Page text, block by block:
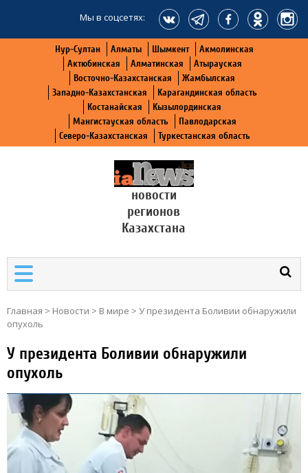
Мы в соцсетях:
Нур-Султан Алматы Шымкент
Акмолинская
Актюбинская
Алматинская
Атырауская
Восточно-Казахстанская
Жамбылская
Западно-Казахстанская
Карагандинская область
Костанайская
Кызылординская
Мангистауская область
Павлодарская
Северо-Казахстанская
Туркестанская область
новости
регионов
Казахстана
Главная > Новости > В мире > У президента Боливии обнаружили
опухоль
У президента Боливии обнаружили
опухоль